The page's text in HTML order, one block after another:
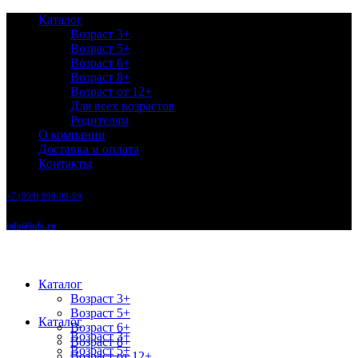
Каталог
Возраст 3+
Возраст 5+
Возраст 6+
Возраст 8+
Возраст от 12+
Для всех возрастов
Родителям
О компании
Доставка и оплата
Контакты
+7 (999) 999-99-99
info@info.ru
Каталог
Возраст 3+
Возраст 5+
Возраст 6+
Возраст 8+
Каталог
Возраст 3+
Возраст 5+